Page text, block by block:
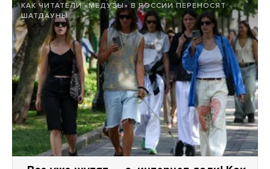
КАК ЧИТАТЕЛИ «МЕДУЗЫ» В РОССИИ ПЕРЕНОСЯТ
ШАТДАУНЫ